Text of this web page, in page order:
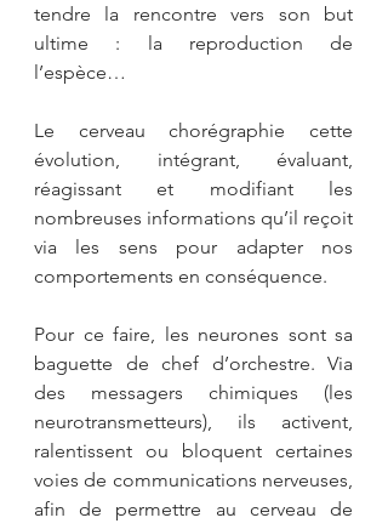
tendre la rencontre vers son but
ultime : la reproduction de
l’espèce…
Le cerveau chorégraphie cette
évolution, intégrant, évaluant,
réagissant et modifiant les
nombreuses informations qu’il reçoit
via les sens pour adapter nos
comportements en conséquence.
Pour ce faire, les neurones sont sa
baguette de chef d’orchestre. Via
des messagers chimiques (les
neurotransmetteurs), ils activent,
ralentissent ou bloquent certaines
voies de communications nerveuses,
afin de permettre au cerveau de